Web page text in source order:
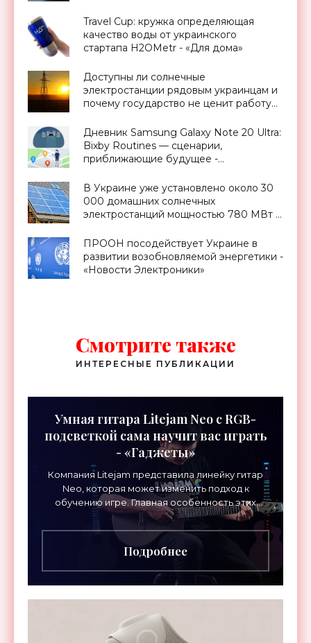
Travel Cup: кружка определяющая
качество воды от украинского
стартапа H2OMetr - «Для дома»
Доступны ли солнечные
электростанции рядовым украинцам и
почему государство не ценит работу
Электроники»
Дневник Samsung Galaxy Note 20 Ultra:
Bixby Routines — сценарии,
приближающие будущее -
В Украине уже установлено около 30
000 домашних солнечных
электростанций мощностью 780 МВт -
ПРООН посодействует Украине в
развитии возобновляемой энергетики -
«Новости Электроники»
Смотрите также
ИНТЕРЕСНЫЕ ПУБЛИКАЦИИ
Умная гитара Litejam Neo с RGB-
подсветкой сама научит вас играть
- «Гаджеты»
Компания Litejam представила линейку гитар
Neo, которая может изменить подход к
обучению игре. Главная особенность этих
инструментов – встроенная RGB-подсветка
грифа. Светодиоды
Подробнее